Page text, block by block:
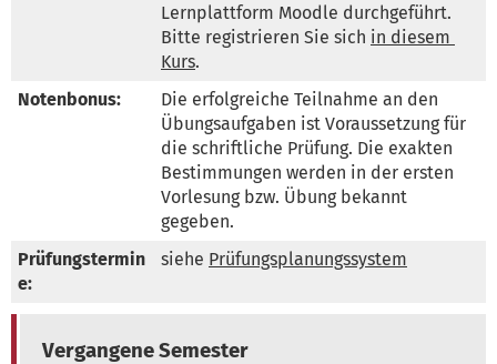
Vergangene Semester
Lernplattform Moodle durchgeführt.
Bitte registrieren Sie sich in diesem
Kurs.
Notenbonus:
Die erfolgreiche Teilnahme an den
Übungsaufgaben ist Voraussetzung für
die schriftliche Prüfung. Die exakten
Bestimmungen werden in der ersten
Vorlesung bzw. Übung bekannt
gegeben.
Prüfungstermin
e:
siehe Prüfungsplanungssystem